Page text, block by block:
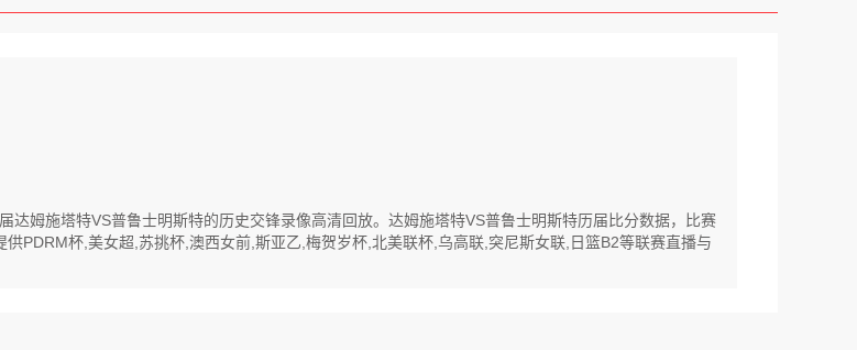
姆施塔特VS普鲁士明斯特的历史交锋录像高清回放。达姆施塔特VS普鲁士明斯特历届比分数据，比赛
PDRM杯,美女超,苏挑杯,澳西女前,斯亚乙,梅贺岁杯,北美联杯,乌高联,突尼斯女联,日篮B2等联赛直播与